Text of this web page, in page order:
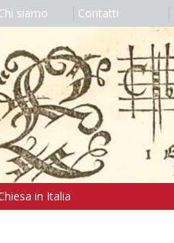
siamo Contatti
in Italia